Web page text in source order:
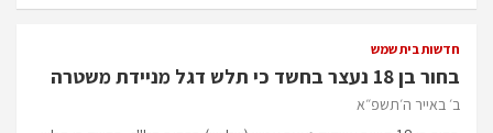
חדשות בית שמש
בחור בן 18 נעצר בחשד כי תלש דגל מניידת משטרה
ב׳ באייר ה׳תשפ״א